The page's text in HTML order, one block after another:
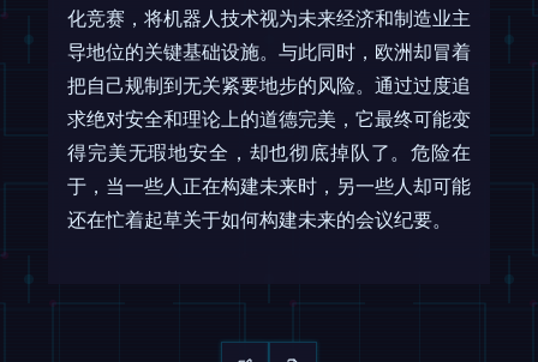
化竞赛，将机器人技术视为未来经济和制造业主
导地位的关键基础设施。与此同时，欧洲却冒着
把自己规制到无关紧要地步的风险。通过过度追
求绝对安全和理论上的道德完美，它最终可能变
得完美无瑕地安全，却也彻底掉队了。危险在
于，当一些人正在构建未来时，另一些人却可能
还在忙着起草关于如何构建未来的会议纪要。